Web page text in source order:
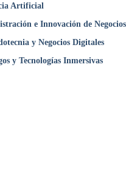
Artificial
e Innovación de Negocios
y Negocios Digitales
y Tecnologías Inmersivas